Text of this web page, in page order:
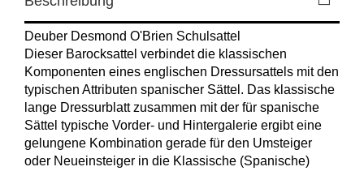
Deuber Desmond O'Brien Schulsattel
Dieser Barocksattel verbindet die klassischen
Komponenten eines englischen Dressursattels mit den
typischen Attributen spanischer Sättel. Das klassische
lange Dressurblatt zusammen mit der für spanische
Sättel typische Vorder- und Hintergalerie ergibt eine
gelungene Kombination gerade für den Umsteiger
oder Neueinsteiger in die Klassische (Spanische)